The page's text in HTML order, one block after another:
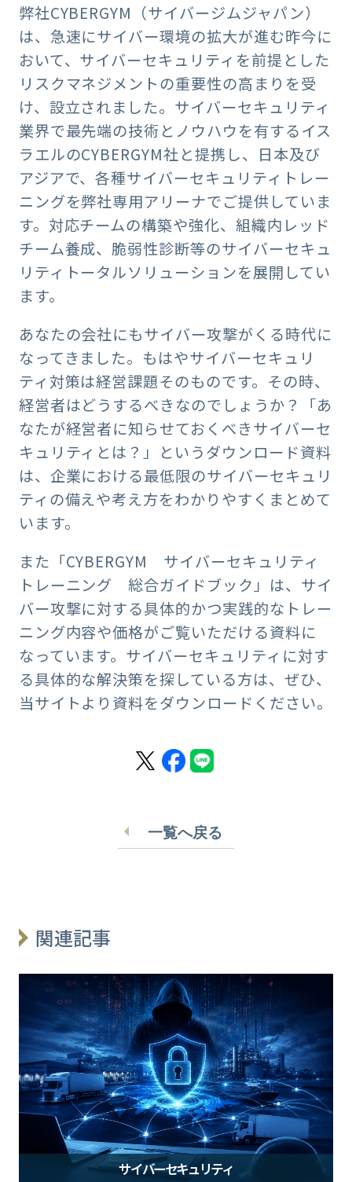
弊社CYBERGYM（サイバージムジャパン）
は、急速にサイバー環境の拡大が進む昨今に
おいて、サイバーセキュリティを前提とした
リスクマネジメントの重要性の高まりを受
け、設立されました。サイバーセキュリティ
業界で最先端の技術とノウハウを有するイス
ラエルのCYBERGYM社と提携し、日本及び
アジアで、各種サイバーセキュリティトレー
ニングを弊社専用アリーナでご提供していま
す。対応チームの構築や強化、組織内レッド
チーム養成、脆弱性診断等のサイバーセキュ
リティトータルソリューションを展開してい
ます。
あなたの会社にもサイバー攻撃がくる時代に
なってきました。もはやサイバーセキュリ
ティ対策は経営課題そのものです。その時、
経営者はどうするべきなのでしょうか？「あ
なたが経営者に知らせておくべきサイバーセ
キュリティとは？」というダウンロード資料
は、企業における最低限のサイバーセキュリ
ティの備えや考え方をわかりやすくまとめて
います。
また「CYBERGYM サイバーセキュリティ
トレーニング 総合ガイドブック」は、サイ
バー攻撃に対する具体的かつ実践的なトレー
ニング内容や価格がご覧いただける資料に
なっています。サイバーセキュリティに対す
る具体的な解決策を探している方は、ぜひ、
当サイトより資料をダウンロードください。
一覧へ戻る
関連記事
サイバーセキュリティ